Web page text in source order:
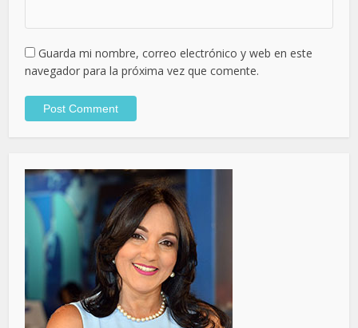
Guarda mi nombre, correo electrónico y web en este
navegador para la próxima vez que comente.